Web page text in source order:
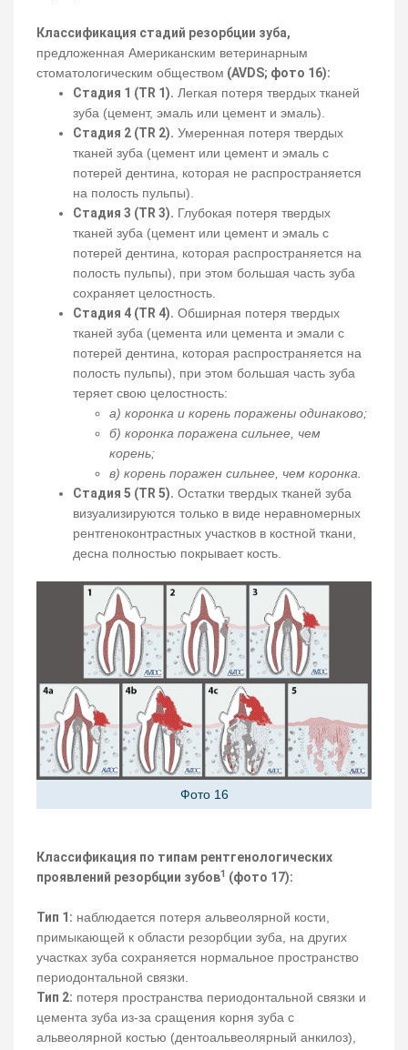
Классификация стадий резорбции зуба,
предложенная Американским ветеринарным
стоматологическим обществом (AVDS; фото 16):
Стадия 1 (TR 1). Легкая потеря твердых тканей
зуба (цемент, эмаль или цемент и эмаль).
Стадия 2 (TR 2). Умеренная потеря твердых
тканей зуба (цемент или цемент и эмаль с
потерей дентина, которая не распространяется
на полость пульпы).
Стадия 3 (TR 3). Глубокая потеря твердых
тканей зуба (цемент или цемент и эмаль с
потерей дентина, которая распространяется на
полость пульпы), при этом большая часть зуба
сохраняет целостность.
Стадия 4 (TR 4). Обширная потеря твердых
тканей зуба (цемента или цемента и эмали с
потерей дентина, которая распространяется на
полость пульпы), при этом большая часть зуба
теряет свою целостность:
а) коронка и корень поражены одинаково;
б) коронка поражена сильнее, чем
корень;
в) корень поражен сильнее, чем коронка.
Стадия 5 (TR 5). Остатки твердых тканей зуба
визуализируются только в виде неравномерных
рентгеноконтрастных участков в костной ткани,
десна полностью покрывает кость.
Фото 16
Классификация по типам рентгенологических
проявлений резорбции зубов1 (фото 17):
Тип 1: наблюдается потеря альвеолярной кости,
примыкающей к области резорбции зуба, на других
участках зуба сохраняется нормальное пространство
периодонтальной связки.
Тип 2: потеря пространства периодонтальной связки и
цемента зуба из-за сращения корня зуба с
альвеолярной костью (дентоальвеолярный анкилоз),